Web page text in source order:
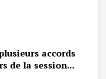
accords
de la session...